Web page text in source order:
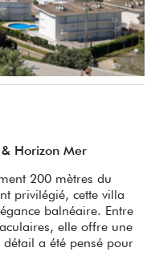
Horizon Mer
200 mètres du
privilégié, cette villa
balnéaire. Entre
elle offre une
a été pensé pour